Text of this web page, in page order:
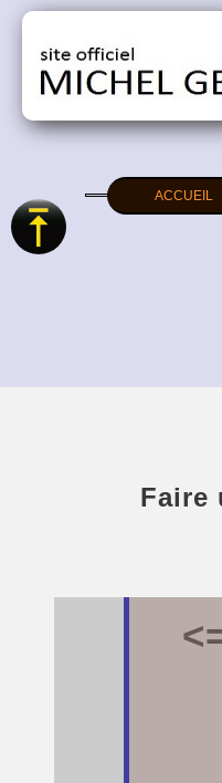
ACCUEIL
Faire